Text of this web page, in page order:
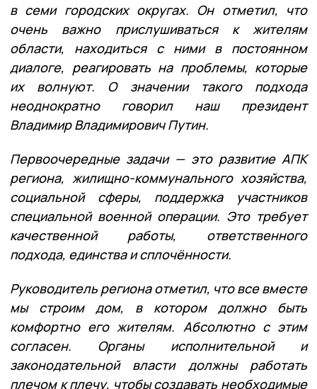
в семи городских округах. Он отметил, что
очень важно прислушиваться к жителям
области, находиться с ними в постоянном
диалоге, реагировать на проблемы, которые
их волнуют. О значении такого подхода
неоднократно говорил наш президент
Владимир Владимирович Путин.
Первоочередные задачи — это развитие АПК
региона, жилищно-коммунального хозяйства,
социальной сферы, поддержка участников
специальной военной операции. Это требует
качественной работы, ответственного
подхода, единства и сплочённости.
Руководитель региона отметил, что все вместе
мы строим дом, в котором должно быть
комфортно его жителям. Абсолютно с этим
согласен. Органы исполнительной и
законодательной власти должны работать
плечом к плечу, чтобы создавать необходимые